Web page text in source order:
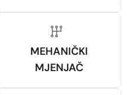
MEHANIČKI
MJENJAČ